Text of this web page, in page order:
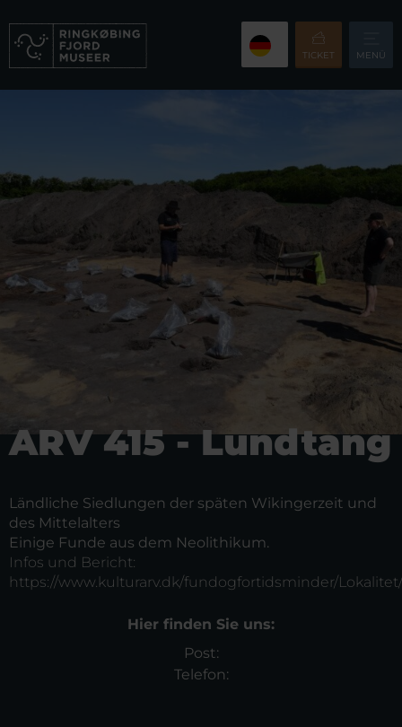
TICKET MENÜ
ARV 415 - Lundtang
Ländliche Siedlungen der späten Wikingerzeit und
des Mittelalters
Einige Funde aus dem Neolithikum.
Infos und Bericht:
https://www.kulturarv.dk/fundogfortidsminder/
Hier finden Sie uns:
Post:
Telefon: